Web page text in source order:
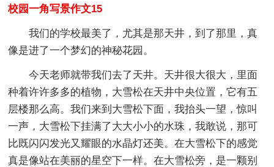
校园一角写景作文15
我们的学校最美了，尤其是那天井，到了那里，真
像是进了一个梦幻的神秘花园。
今天老师就带我们去了天井。天井很大很大，里面
种着许许多多的植物，大雪松在天井中央位置，它有五
层楼那么高。我们来到大雪松下面，我抬头一望，惊叫
一声，大雪松下挂满了大大小小的水珠，我敢说，那可
比既闪闪发光又耀眼的水晶灯还美。在大雪松下的感觉
真是像站在美丽的星空下一样。在大雪松旁，是一颗别